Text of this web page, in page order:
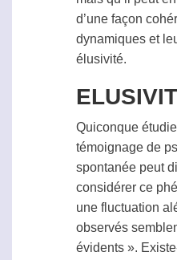
d’une façon
dynamiques et
élusivité.
Quiconque
témoignage de
spontanée peut
considérer ce
une fluctuation
observés
évidents ».